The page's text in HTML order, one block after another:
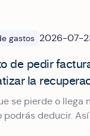
gastos 2026-07-
de pedir
la
se pierde o llega
podrás deducir.
CFDI para dejar de